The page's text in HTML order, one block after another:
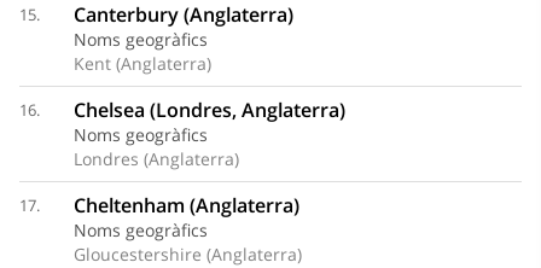
15. Canterbury (Anglaterra)
Noms geogràfics
Kent (Anglaterra)
16. Chelsea (Londres, Anglaterra)
Noms geogràfics
Londres (Anglaterra)
17. Cheltenham (Anglaterra)
Noms geogràfics
Gloucestershire (Anglaterra)